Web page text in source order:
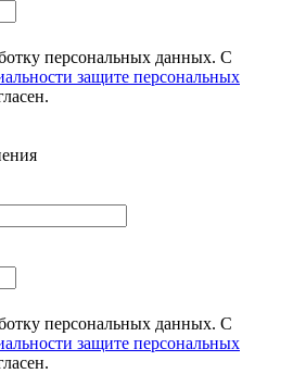
персональных данных. С
защите персональных
персональных данных. С
защите персональных